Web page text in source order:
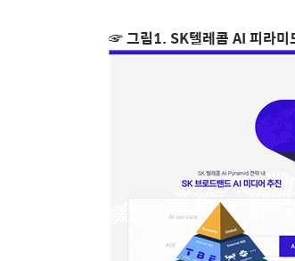
☞그림1. SK텔레콤 AI 피라미